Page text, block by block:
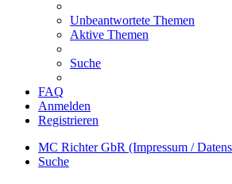
Unbeantwortete Themen
Aktive Themen
Suche
FAQ
Anmelden
Registrieren
MC Richter GbR (Impressum /
Suche